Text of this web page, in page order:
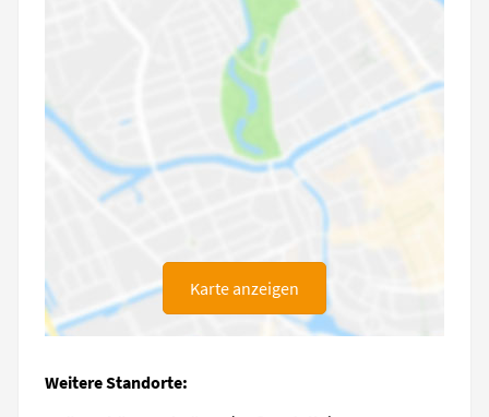
Karte anzeigen
Weitere Standorte: